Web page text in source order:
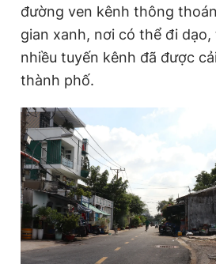
Giấy phép xuất bản số 110/GP -
© 2003-2026 Bản quyền thuộc về Báo
chép dưới mọi hình thức nếu không có
bản. Phát triển bởi ePi Technologies,
đường ven kênh thông
gian xanh, nơi có thể đi
nhiều tuyến kênh đã được
thành phố.